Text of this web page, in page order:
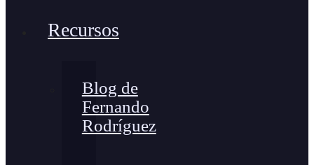
Recursos
Blog de
Fernando
Rodríguez